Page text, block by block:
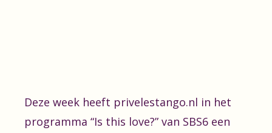
Deze week heeft privelestango.nl in het
programma “Is this love?” van SBS6 een